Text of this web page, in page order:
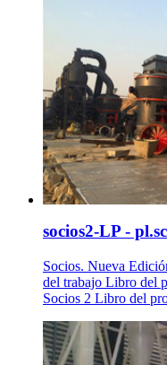
socios2-LP -
Socios. Nueva
del trabajo Libro del
Socios 2 Libro del